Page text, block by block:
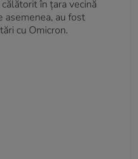
în țara vecină
asemenea, au fost
cu Omicron.